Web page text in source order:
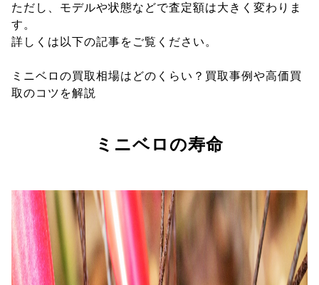
ただし、モデルや状態などで査定額は大きく変わりま
す。
詳しくは以下の記事をご覧ください。
ミニベロの買取相場はどのくらい？買取事例や高価買
取のコツを解説
ミニベロの寿命